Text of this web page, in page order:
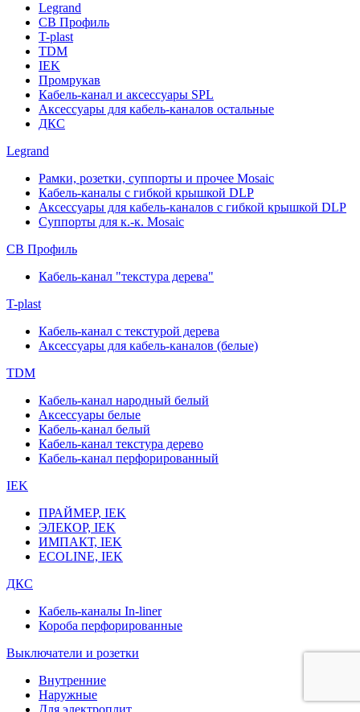
Legrand
СВ Профиль
T-plast
TDM
IEK
Промрукав
Кабель-канал и аксессуары SPL
Аксессуары для кабель-каналов остальные
ДКС
Legrand
Рамки, розетки, суппорты и прочее Mosaic
Кабель-каналы с гибкой крышкой DLP
Аксессуары для кабель-каналов с гибкой крышкой DLP
Суппорты для к.-к. Mosaic
СВ Профиль
Кабель-канал "текстура дерева"
T-plast
Кабель-канал с текстурой дерева
Аксессуары для кабель-каналов (белые)
TDM
Кабель-канал народный белый
Аксессуары белые
Кабель-канал белый
Кабель-канал текстура дерево
Кабель-канал перфорированный
IEK
ПРАЙМЕР, IEK
ЭЛЕКОР, IEK
ИМПАКТ, IEK
ECOLINE, IEK
ДКС
Кабель-каналы In-liner
Короба перфорированные
Выключатели и розетки
Внутренние
Наружные
Для электроплит